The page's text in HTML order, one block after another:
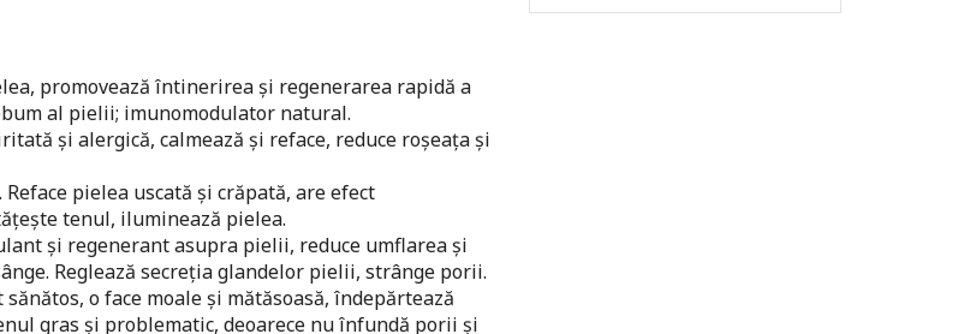
promovează întinerirea și regenerarea rapidă a
al pielii; imunomodulator natural.
și alergică, calmează și reface, reduce roșeața și
pielea uscată și crăpată, are efect
tenul, iluminează pielea.
și regenerant asupra pielii, reduce umflarea și
Reglează secreția glandelor pielii, strânge porii.
o face moale și mătăsoasă, îndepărtează
gras și problematic, deoarece nu înfundă porii și